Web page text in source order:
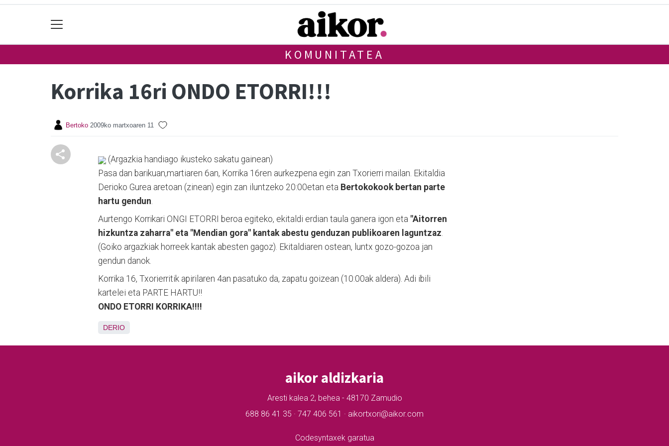
KOMUNITATEA
Korrika 16ri ONDO ETORRI!!!
Bertoko 2009ko martxoaren 11
(Argazkia handiago ikusteko sakatu gainean)
Pasa dan barikuan,martiaren 6an, Korrika 16ren aurkezpena egin zan Txorierri mailan. Ekitaldia
Derioko Gurea aretoan (zinean) egin zan iluntzeko 20:00etan eta Bertokokook bertan parte
hartu gendun.
Aurtengo Korrikari ONGI ETORRI beroa egiteko, ekitaldi erdian taula ganera igon eta "Aitorren
hizkuntza zaharra" eta "Mendian gora" kantak abestu genduzan publikoaren laguntzaz.
(Goiko argazkiak horreek kantak abesten gagoz). Ekitaldiaren ostean, luntx gozo-gozoa jan
gendun danok.
Korrika 16, Txorierritik apirilaren 4an pasatuko da, zapatu goizean (10:00ak aldera). Adi ibili
kartelei eta PARTE HARTU!!
ONDO ETORRI KORRIKA!!!!
DERIO
aikor aldizkaria
Aresti kalea 2, behea - 48170 Zamudio
688 86 41 35 · 747 406 561 · aikortxori@aikor.com
Codesyntaxek garatua